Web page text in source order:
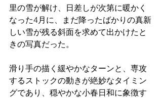
里の雪が解け、日差しが次第に暖かく
なった4月に、まだ降ったばかりの真新
しい雪が残る斜面を求めて出かけたと
きの写真だった。
滑り手の描く緩やかなターンと、専攻
するストックの動きが絶妙なタイミン
グであり、穏やかな小春日和に象徴す